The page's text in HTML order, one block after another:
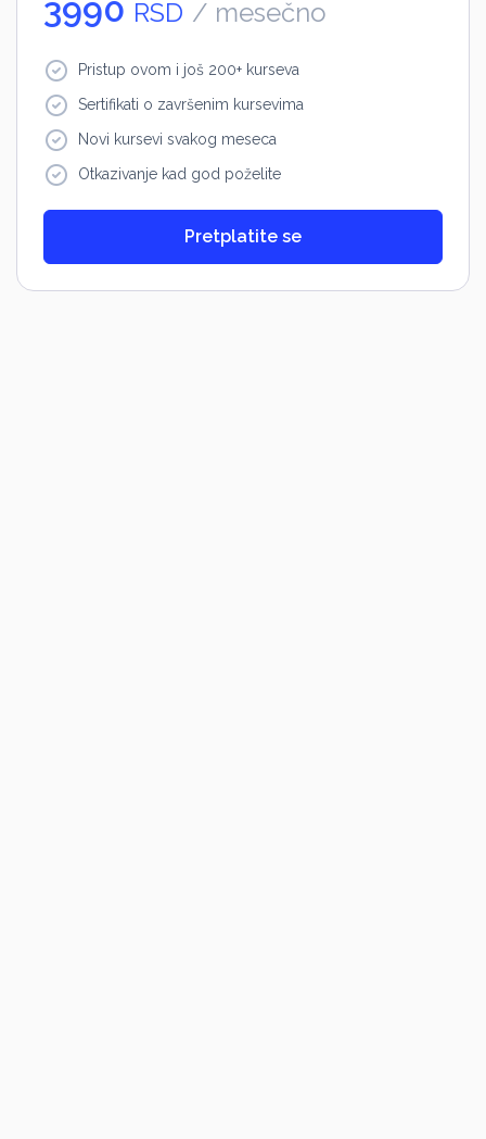
3990 RSD / mesečno
Pristup ovom i još 200+ kurseva
Sertifikati o završenim kursevima
Novi kursevi svakog meseca
Otkazivanje kad god poželite
Pretplatite se